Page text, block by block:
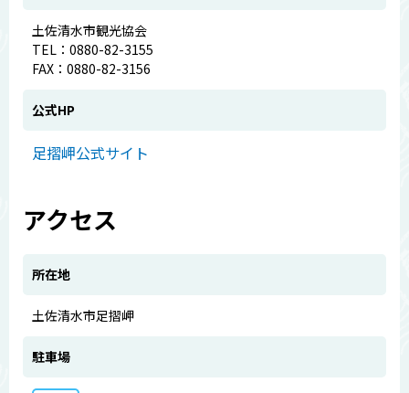
土佐清水市観光協会
TEL：0880-82-3155
FAX：0880-82-3156
公式HP
足摺岬公式サイト
アクセス
所在地
土佐清水市足摺岬
駐車場